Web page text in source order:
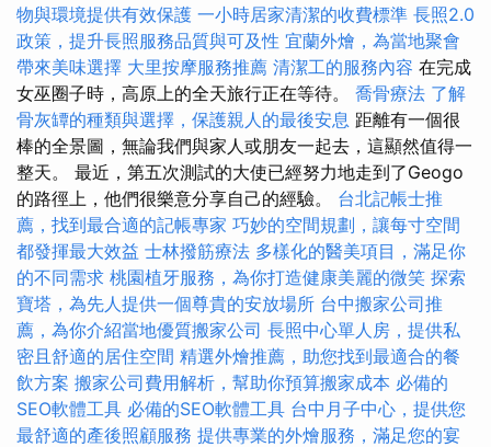
物與環境提供有效保護 一小時居家清潔的收費標準 長照2.0
政策，提升長照服務品質與可及性 宜蘭外燴，為當地聚會
帶來美味選擇 大里按摩服務推薦 清潔工的服務內容 在完成
女巫圈子時，高原上的全天旅行正在等待。 喬骨療法 了解
骨灰罈的種類與選擇，保護親人的最後安息 距離有一個很
棒的全景圖，無論我們與家人或朋友一起去，這顯然值得一
整天。 最近，第五次測試的大使已經努力地走到了Geogo
的路徑上，他們很樂意分享自己的經驗。 台北記帳士推
薦，找到最合適的記帳專家 巧妙的空間規劃，讓每寸空間
都發揮最大效益 士林撥筋療法 多樣化的醫美項目，滿足你
的不同需求 桃園植牙服務，為你打造健康美麗的微笑 探索
寶塔，為先人提供一個尊貴的安放場所 台中搬家公司推
薦，為你介紹當地優質搬家公司 長照中心單人房，提供私
密且舒適的居住空間 精選外燴推薦，助您找到最適合的餐
飲方案 搬家公司費用解析，幫助你預算搬家成本 必備的
SEO軟體工具 必備的SEO軟體工具 台中月子中心，提供您
最舒適的產後照顧服務 提供專業的外燴服務，滿足您的宴